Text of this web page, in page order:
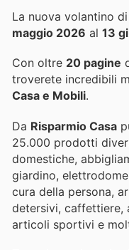
La nuova volantino di
maggio 2026 al 13
Con oltre 20 pagine
troverete incredibili
Casa e Mobili.
Da Risparmio Casa
25.000 prodotti
domestiche,
giardino,
cura della persona,
detersivi, caffettiere,
articoli sportivi e